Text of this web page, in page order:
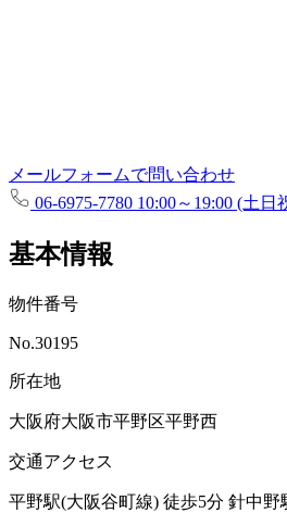
メールフォームで問い合わせ
06-6975-7780 10:00～19:00 (土日
基本情報
物件番号
No.30195
所在地
大阪府大阪市平野区平野西
交通アクセス
平野駅(大阪谷町線) 徒歩5分 針中野